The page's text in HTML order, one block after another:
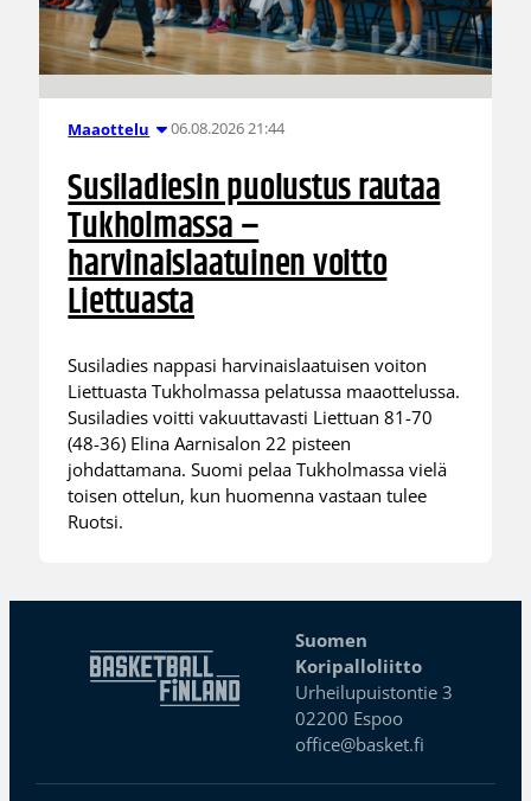
Maaottelu 06.08.2026 21:44
Susiladiesin puolustus rautaa
Tukholmassa –
harvinaislaatuinen voitto
Liettuasta
Susiladies nappasi harvinaislaatuisen voiton
Liettuasta Tukholmassa pelatussa maaottelussa.
Susiladies voitti vakuuttavasti Liettuan 81-70
(48-36) Elina Aarnisalon 22 pisteen
johdattamana. Suomi pelaa Tukholmassa vielä
toisen ottelun, kun huomenna vastaan tulee
Ruotsi.
Suomen
Koripalloliitto
Urheilupuistontie 3
02200 Espoo
office@basket.fi